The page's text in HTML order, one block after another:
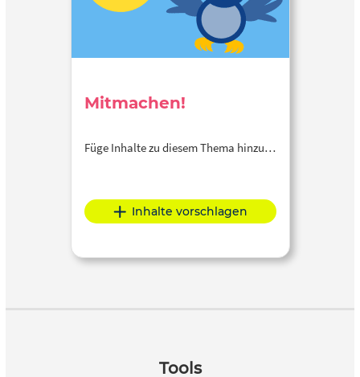
Mitmachen!
Füge Inhalte zu diesem Thema hinzu…
Inhalte vorschlagen
Tools